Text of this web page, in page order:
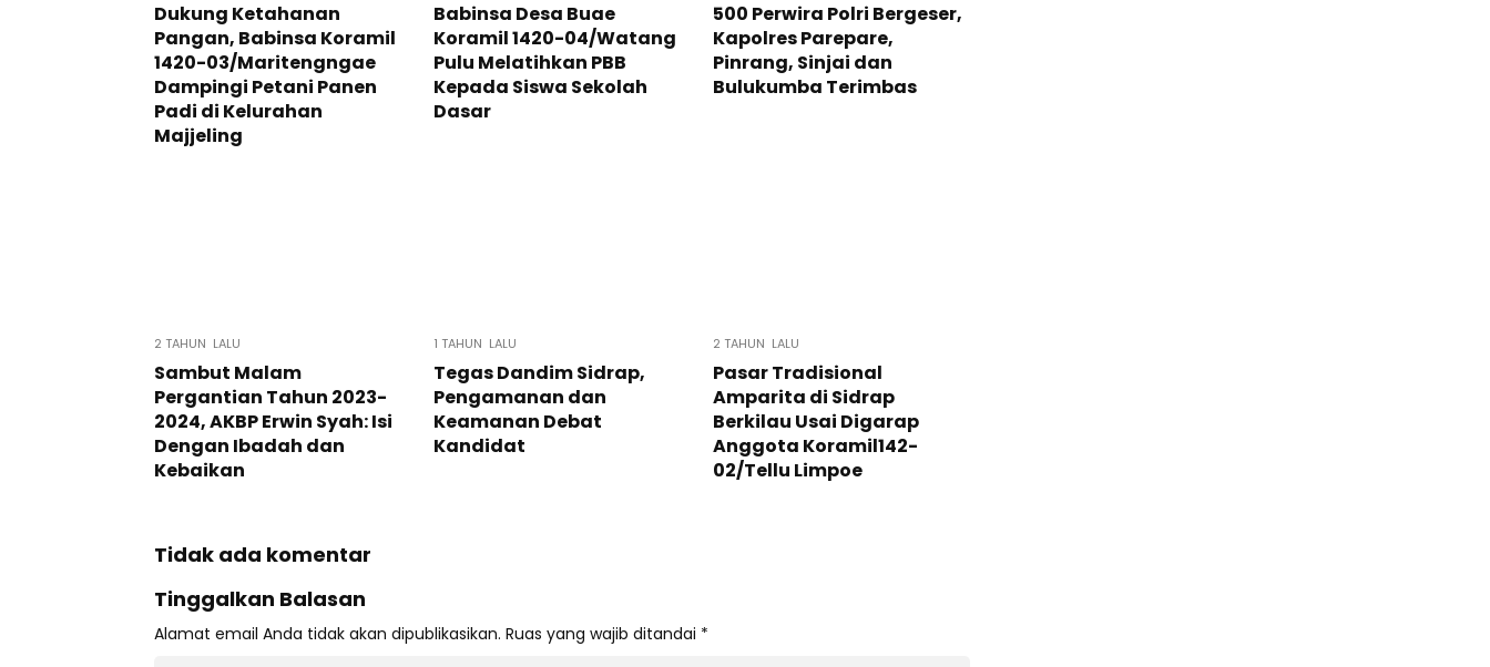
Dukung Ketahanan
Pangan, Babinsa Koramil
1420-03/Maritengngae
Dampingi Petani Panen
Padi di Kelurahan
Majjeling
Babinsa Desa Buae
Koramil 1420-04/Watang
Pulu Melatihkan PBB
Kepada Siswa Sekolah
Dasar
500 Perwira Polri Bergeser,
Kapolres Parepare,
Pinrang, Sinjai dan
Bulukumba Terimbas
2 TAHUN LALU
Sambut Malam
Pergantian Tahun 2023-
2024, AKBP Erwin Syah: Isi
Dengan Ibadah dan
Kebaikan
1 TAHUN LALU
Tegas Dandim Sidrap,
Pengamanan dan
Keamanan Debat
Kandidat
2 TAHUN LALU
Pasar Tradisional
Amparita di Sidrap
Berkilau Usai Digarap
Anggota Koramil142-
02/Tellu Limpoe
Tidak ada komentar
Tinggalkan Balasan
Alamat email Anda tidak akan dipublikasikan. Ruas yang wajib ditandai *